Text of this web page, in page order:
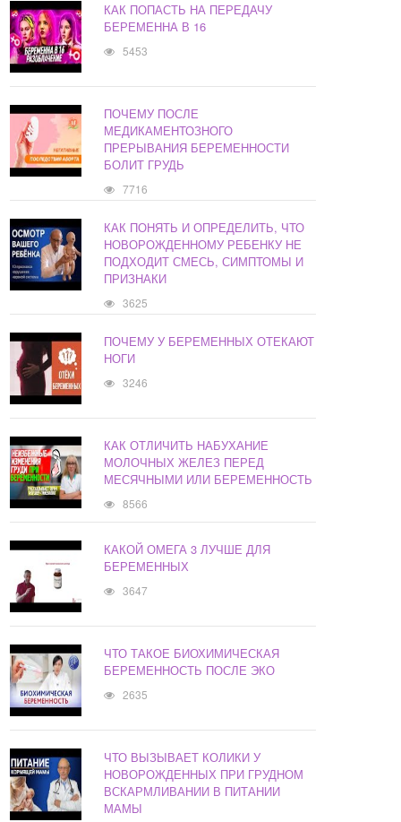
КАК ПОПАСТЬ НА ПЕРЕДАЧУ
БЕРЕМЕННА В 16
5453
ПОЧЕМУ ПОСЛЕ
МЕДИКАМЕНТОЗНОГО
ПРЕРЫВАНИЯ БЕРЕМЕННОСТИ
БОЛИТ ГРУДЬ
7716
КАК ПОНЯТЬ И ОПРЕДЕЛИТЬ, ЧТО
НОВОРОЖДЕННОМУ РЕБЕНКУ НЕ
ПОДХОДИТ СМЕСЬ, СИМПТОМЫ И
ПРИЗНАКИ
3625
ПОЧЕМУ У БЕРЕМЕННЫХ ОТЕКАЮТ
НОГИ
3246
КАК ОТЛИЧИТЬ НАБУХАНИЕ
МОЛОЧНЫХ ЖЕЛЕЗ ПЕРЕД
МЕСЯЧНЫМИ ИЛИ БЕРЕМЕННОСТЬ
8566
КАКОЙ ОМЕГА 3 ЛУЧШЕ ДЛЯ
БЕРЕМЕННЫХ
3647
ЧТО ТАКОЕ БИОХИМИЧЕСКАЯ
БЕРЕМЕННОСТЬ ПОСЛЕ ЭКО
2635
ЧТО ВЫЗЫВАЕТ КОЛИКИ У
НОВОРОЖДЕННЫХ ПРИ ГРУДНОМ
ВСКАРМЛИВАНИИ В ПИТАНИИ
МАМЫ